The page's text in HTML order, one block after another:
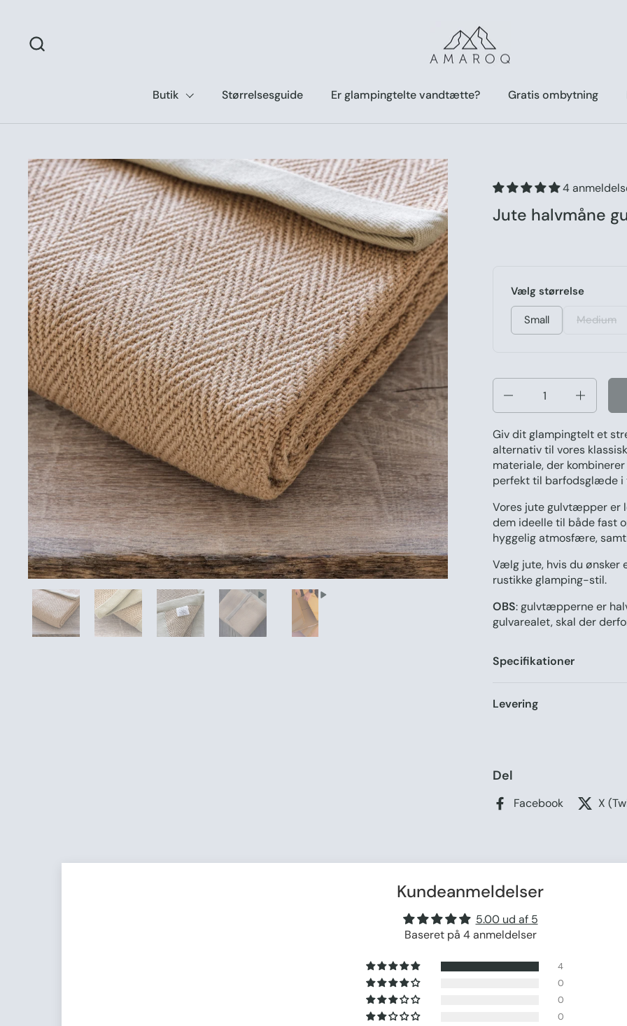
Butik Størrelsesguide Er glampingtelte vandtætte? Gratis ombytning
4
Jute halvmåne
Vælg størrelse
Small Medium
Giv dit glampingtelt et
alternativ til vores
materiale, der
perfekt til barfodsglæde i
Vores jute gulvtæpper er
dem ideelle til både fast
hyggelig atmosfære,
Vælg jute, hvis du ønsker
rustikke glamping-stil.
OBS: gulvtæpperne er
gulvarealet, skal der
Specifikationer
Levering
Del
Facebook X
Kundeanmeldelser
5.00 ud af 5
Baseret på 4 anmeldelser
4
0
0
0